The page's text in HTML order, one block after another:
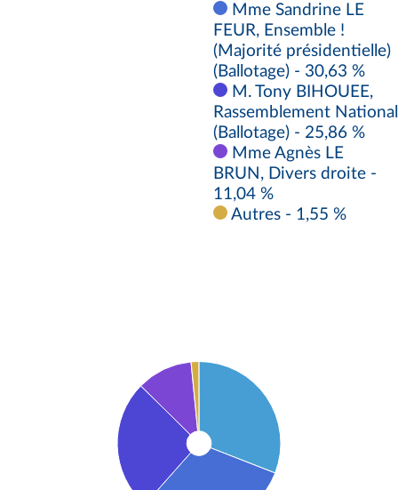
Mme Sandrine LE
FEUR, Ensemble !
(Majorité présidentielle)
(Ballotage) - 30,63 %
M. Tony BIHOUEE,
Rassemblement National
(Ballotage) - 25,86 %
Mme Agnès LE
BRUN, Divers droite -
11,04 %
Autres - 1,55 %